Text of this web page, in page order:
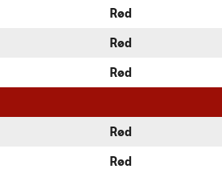
Rød
Rød
Rød
Rød
Rød